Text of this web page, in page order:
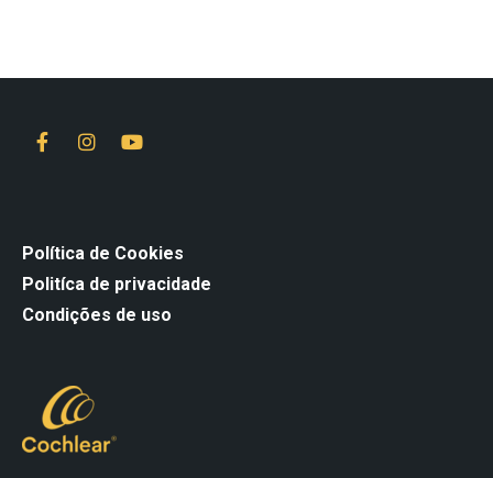
Política de Cookies
Politíca de privacidade
Condições de uso